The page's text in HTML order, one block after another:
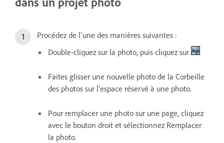
Procédez de l’une des manières suivantes :
Double-cliquez sur la photo, puis cliquez sur
Faites glisser une nouvelle photo de la Corbeille
des photos sur l’espace réservé à une photo.
Pour remplacer une photo sur une page, cliquez
avec le bouton droit et sélectionnez Remplacer
la photo.